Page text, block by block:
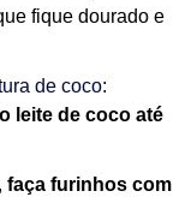
fique dourado e
de coco:
leite de coco até
faça furinhos com